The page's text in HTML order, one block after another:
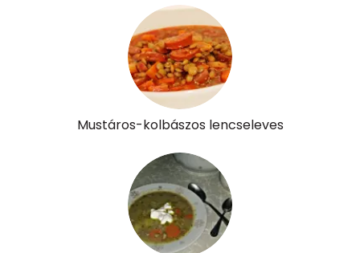
Mustáros-kolbászos lencseleves